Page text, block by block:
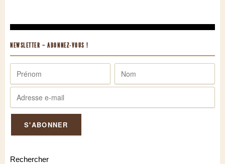
NEWSLETTER – ABONNEZ-VOUS !
Rechercher